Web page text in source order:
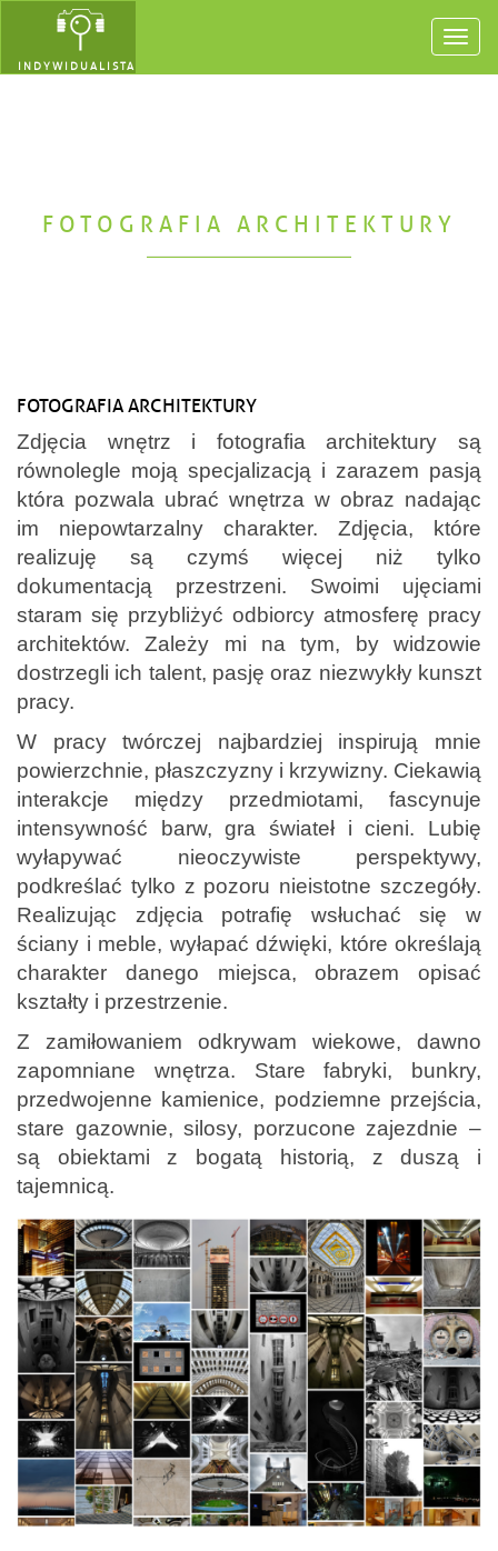
INDYWIDUALISTA
FOTOGRAFIA ARCHITEKTURY
FOTOGRAFIA ARCHITEKTURY
Zdjęcia wnętrz i fotografia architektury są
równolegle moją specjalizacją i zarazem pasją
która pozwala ubrać wnętrza w obraz nadając
im niepowtarzalny charakter. Zdjęcia, które
realizuję są czymś więcej niż tylko
dokumentacją przestrzeni. Swoimi ujęciami
staram się przybliżyć odbiorcy atmosferę pracy
architektów. Zależy mi na tym, by widzowie
dostrzegli ich talent, pasję oraz niezwykły kunszt
pracy.
W pracy twórczej najbardziej inspirują mnie
powierzchnie, płaszczyzny i krzywizny. Ciekawią
interakcje między przedmiotami, fascynuje
intensywność barw, gra świateł i cieni. Lubię
wyłapywać nieoczywiste perspektywy,
podkreślać tylko z pozoru nieistotne szczegóły.
Realizując zdjęcia potrafię wsłuchać się w
ściany i meble, wyłapać dźwięki, które określają
charakter danego miejsca, obrazem opisać
kształty i przestrzenie.
Z zamiłowaniem odkrywam wiekowe, dawno
zapomniane wnętrza. Stare fabryki, bunkry,
przedwojenne kamienice, podziemne przejścia,
stare gazownie, silosy, porzucone zajezdnie –
są obiektami z bogatą historią, z duszą i
tajemnicą.